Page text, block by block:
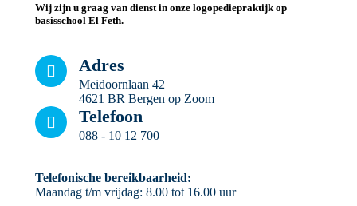
Wij zijn u graag van dienst in onze logopediepraktijk op
basisschool El Feth.
Adres
Meidoornlaan 42
4621 BR Bergen op Zoom
Telefoon
088 - 10 12 700
Telefonische bereikbaarheid:
Maandag t/m vrijdag: 8.00 tot 16.00 uur